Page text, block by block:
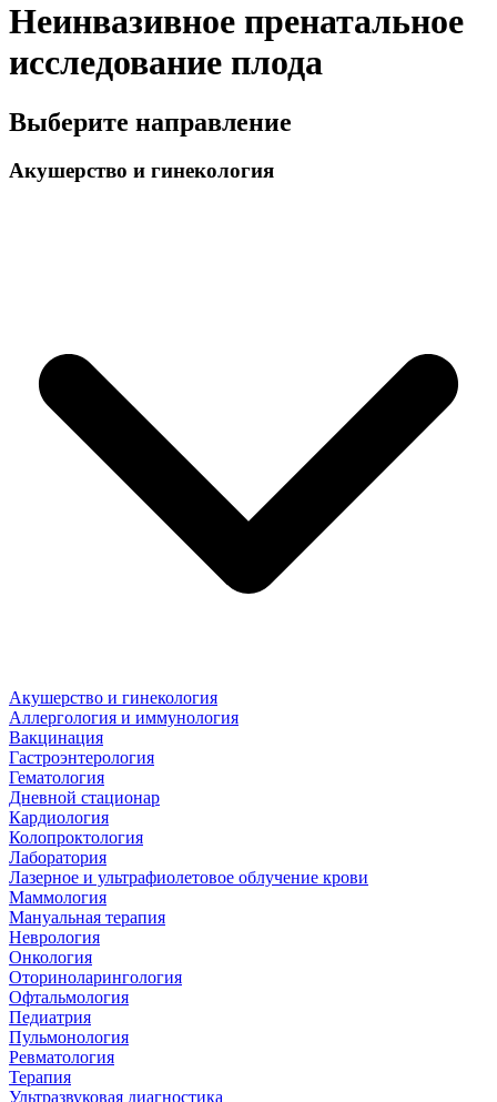
Неинвазивное пренатальное
исследование плода
Выберите направление
Акушерство и гинекология
Акушерство и гинекология
Аллергология и иммунология
Вакцинация
Гастроэнтерология
Гематология
Дневной стационар
Кардиология
Колопроктология
Лаборатория
Лазерное и ультрафиолетовое облучение крови
Маммология
Мануальная терапия
Неврология
Онкология
Оториноларингология
Офтальмология
Педиатрия
Пульмонология
Ревматология
Терапия
Ультразвуковая диагностика